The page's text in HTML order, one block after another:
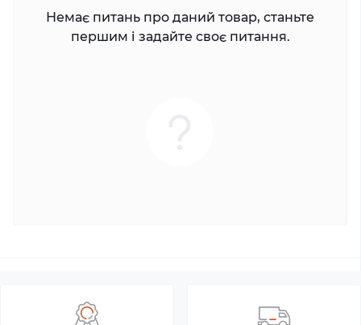
Немає питань про даний товар, станьте
першим і задайте своє питання.